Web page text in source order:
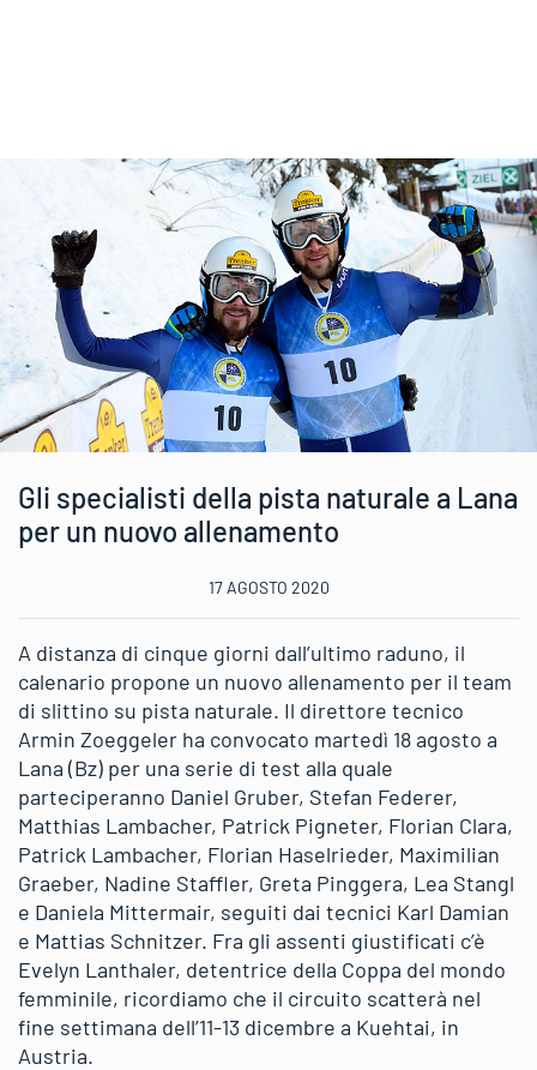
Gli specialisti della pista naturale a Lana
per un nuovo allenamento
17 AGOSTO 2020
A distanza di cinque giorni dall’ultimo raduno, il
calenario propone un nuovo allenamento per il team
di slittino su pista naturale. Il direttore tecnico
Armin Zoeggeler ha convocato martedì 18 agosto a
Lana (Bz) per una serie di test alla quale
parteciperanno Daniel Gruber, Stefan Federer,
Matthias Lambacher, Patrick Pigneter, Florian Clara,
Patrick Lambacher, Florian Haselrieder, Maximilian
Graeber, Nadine Staffler, Greta Pinggera, Lea Stangl
e Daniela Mittermair, seguiti dai tecnici Karl Damian
e Mattias Schnitzer. Fra gli assenti giustificati c’è
Evelyn Lanthaler, detentrice della Coppa del mondo
femminile, ricordiamo che il circuito scatterà nel
fine settimana dell’11-13 dicembre a Kuehtai, in
Austria.